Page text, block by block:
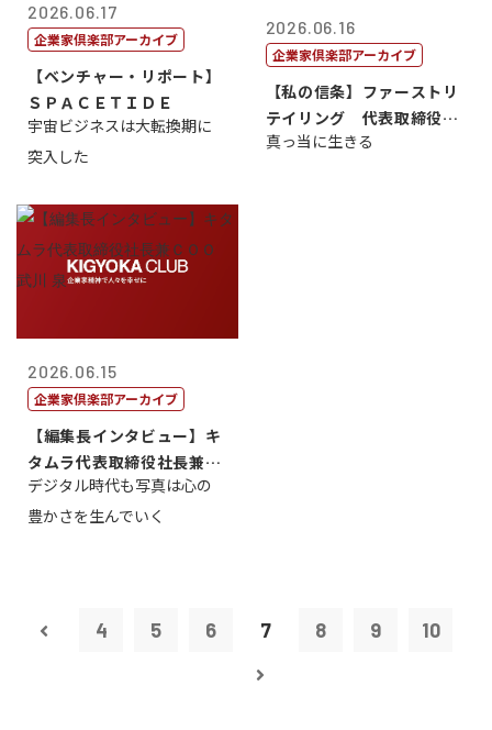
2026.06.17
企業家倶楽部アーカイブ
【ベンチャー・リポート】
ＳＰＡＣＥＴＩＤＥ
宇宙ビジネスは大転換期に
突入した
2026.06.16
企業家倶楽部アーカイブ
【私の信条】ファーストリ
テイリング 代表取締役会
長兼社長 柳...
真っ当に生きる
2026.06.15
企業家倶楽部アーカイブ
【編集長インタビュー】キ
タムラ代表取締役社長兼Ｃ
ＯＯ 武川 ...
デジタル時代も写真は心の
豊かさを生んでいく
4 5 6 7 8 9 10